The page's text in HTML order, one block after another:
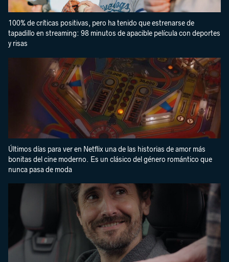
100% de críticas positivas, pero ha tenido que estrenarse de
tapadillo en streaming: 98 minutos de apacible película con deportes
y risas
Últimos días para ver en Netflix una de las historias de amor más
bonitas del cine moderno. Es un clásico del género romántico que
nunca pasa de moda